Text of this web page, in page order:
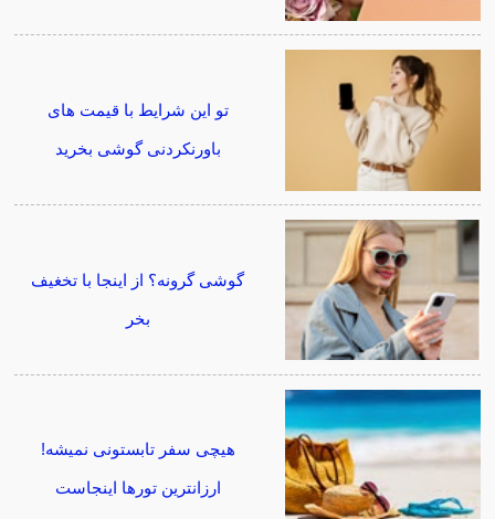
تو این شرایط با قیمت های
باورنکردنی گوشی بخرید
گوشی گرونه؟ از اینجا با تخغیف
بخر
هیچی سفر تابستونی نمیشه!
ارزانترین تورها اینجاست